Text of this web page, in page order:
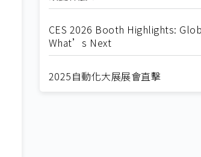
CES 2026 Booth Highlights:
What’s Next
2025自動化大展展會直擊